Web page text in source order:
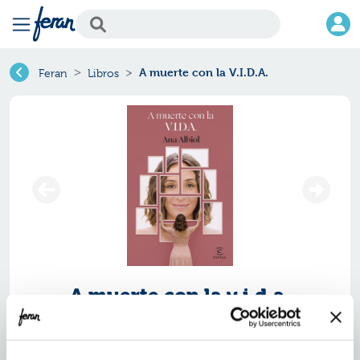
Feran Libros A muerte con la V.I.D.A.
A muerte con la v.i.d.a.
Ref.